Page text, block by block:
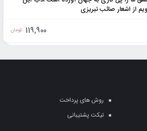
از اشعار صائب تبریزی
119,900 تومان
روش های پرداخت
تیکت پشتیبانی